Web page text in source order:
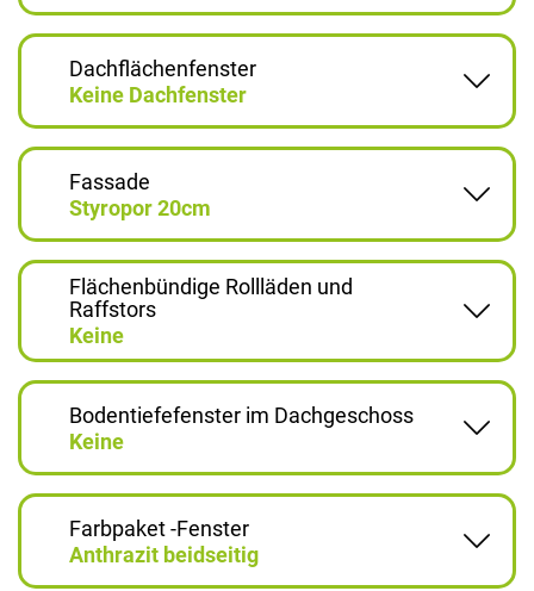
Dachflächenfenster
Keine Dachfenster
Fassade
Styropor 20cm
Flächenbündige Rollläden und
Raffstors
Keine
Bodentiefefenster im Dachgeschoss
Keine
Farbpaket -Fenster
Anthrazit beidseitig